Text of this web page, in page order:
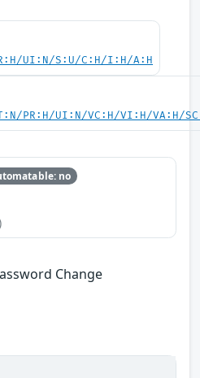
UI:N/S:U/C:H/I:H/A:H
PR:H/UI:N/VC:H/VI:H/VA:H/
no
Change